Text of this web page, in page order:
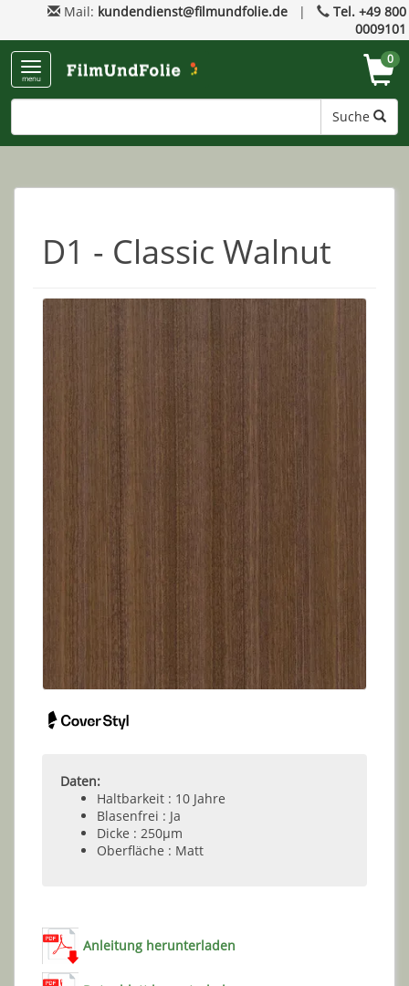
Mail: kundendienst@filmundfolie.de |
Tel. +49 800
0009101
menu
Suche
0
D1 - Classic Walnut
Daten:
Haltbarkeit : 10 Jahre
Blasenfrei : Ja
Dicke : 250µm
Oberfläche : Matt
Anleitung herunterladen